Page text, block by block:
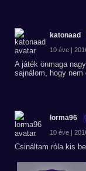
katonaad
10 éve |
A játék önmaga
sajnálom, hogy
lorma96
10 éve |
Csináltam róla kis